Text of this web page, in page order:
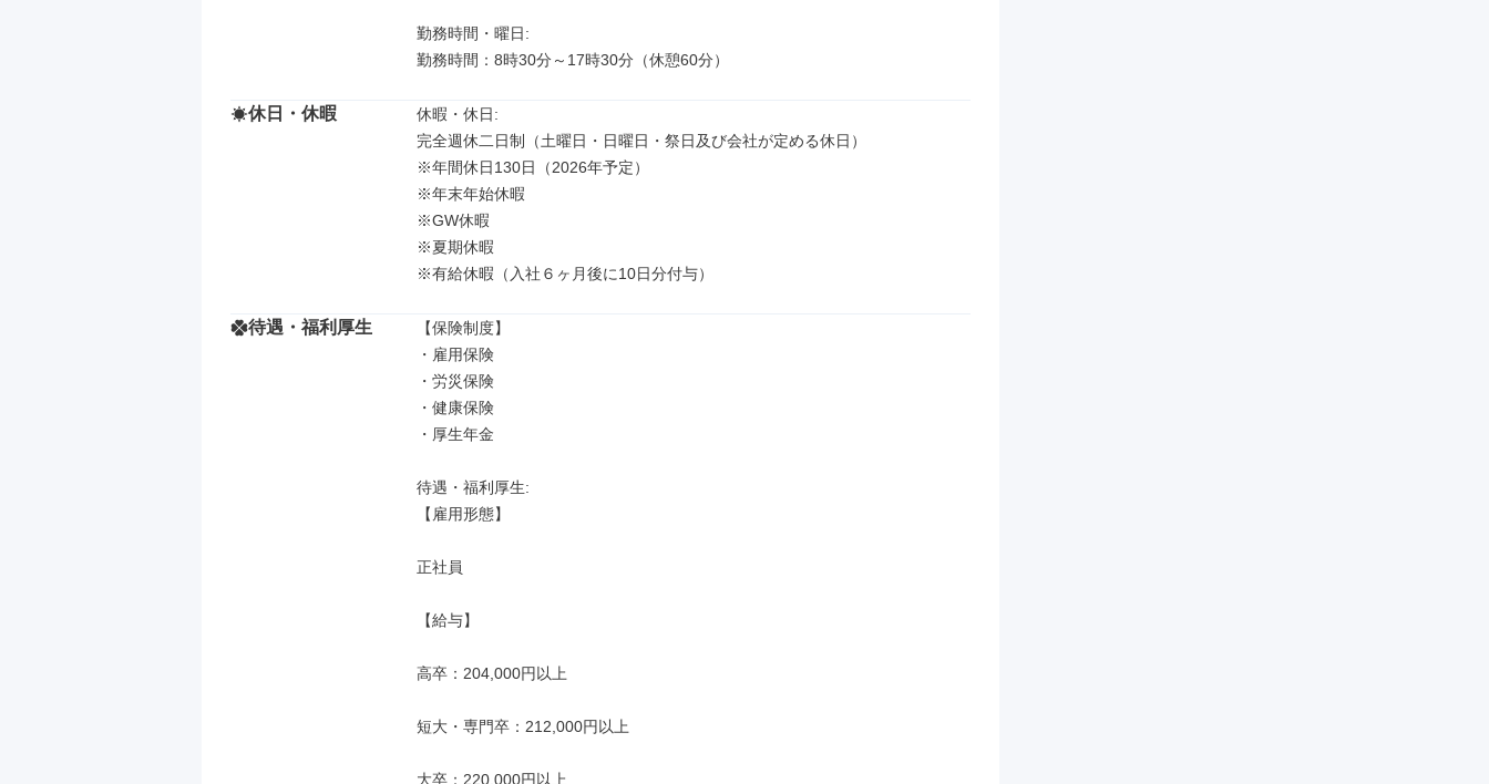
勤務時間・曜日:
勤務時間：8時30分～17時30分（休憩60分）
休日・休暇
休暇・休日:
完全週休二日制（土曜日・日曜日・祭日及び会社が定める休日）
※年間休日130日（2026年予定）
※年末年始休暇
※GW休暇
※夏期休暇
※有給休暇（入社６ヶ月後に10日分付与）
待遇・福利厚生
【保険制度】
・雇用保険
・労災保険
・健康保険
・厚生年金
待遇・福利厚生:
【雇用形態】
正社員
【給与】
高卒：204,000円以上
短大・専門卒：212,000円以上
大卒：220,000円以上